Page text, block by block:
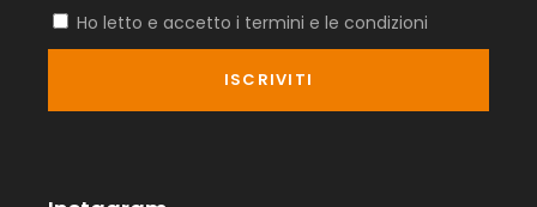
Ho letto e accetto i termini e le condizioni